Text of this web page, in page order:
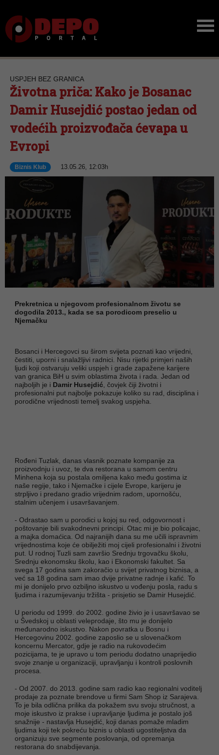
USPJEH BEZ GRANICA
Životna priča: Kako je Bosanac
Damir Husejdić postao jedan od
vodećih proizvođača ćevapa u
Evropi
Biznis Klub 13.05.26, 12:03h
Prekretnica u njegovom profesionalnom životu se
dogodila 2013., kada se sa porodicom preselio u
Njemačku
Bosanci i Hercegovci su širom svijeta poznati kao vrijedni,
čestiti, uporni i snalažljivi radnici. Nisu rijetki primjeri naših
ljudi koji ostvaruju veliki uspjeh i grade zapažene karijere
van granica BiH u svim oblastima života i rada. Jedan od
najboljih je i Damir Husejdić , čovjek čiji životni i
profesionalni put najbolje pokazuje koliko su rad, disciplina i
porodične vrijednosti temelj svakog uspjeha.
Rođeni Tuzlak, danas vlasnik poznate kompanije za
proizvodnju i uvoz, te dva restorana u samom centru
Minhena koja su postala omiljena kako među gostima iz
naše regije, tako i Njemačke i cijele Evrope, karijeru je
strpljivo i predano gradio vrijednim radom, upornošću,
stalnim učenjem i usavršavanjem.
- Odrastao sam u porodici u kojoj su red, odgovornost i
poštovanje bili svakodnevni principi. Otac mi je bio policajac,
a majka domaćica. Od najranijih dana su me učili ispravnim
vrijednostima koje će obilježiti moj cijeli profesionalni i životni
put. U rodnoj Tuzli sam završio Srednju trgovačku školu,
Srednju ekonomsku školu, kao i Ekonomski fakultet. Sa
svega 17 godina sam zakoračio u svijet privatnog biznisa, a
već sa 18 godina sam imao dvije privatne radnje i kafić. To
mi je donijelo prvo ozbiljno iskustvo u vođenju posla, radu s
ljudima i razumijevanju tržišta - prisjetio se Damir Husejdić.
U periodu od 1999. do 2002. godine živio je i usavršavao se
u Švedskoj u oblasti veleprodaje, što mu je donijelo
međunarodno iskustvo. Nakon povratka u Bosnu i
Hercegovinu 2002. godine zaposlio se u slovenačkom
koncernu Mercator, gdje je radio na rukovodećim
pozicijama, te je upravo u tom periodu dodatno unaprijedio
svoje znanje u organizaciji, upravljanju i kontroli poslovnih
procesa.
- Od 2007. do 2013. godine sam radio kao regionalni voditelj
prodaje za poznate brendove u firmi Sam Shop iz Sarajeva.
To je bila odlična prilika da pokažem svu svoju stručnost, a
moje iskustvo iz prakse i upravljanje ljudima je postalo još
snažnije - nastavlja Husejdić, koji danas pomaže mladim
ljudima koji tek pokreću biznis u oblasti ugostiteljstva da
organizuju sve segmente poslovanja, od opremanja
restorana do snabdijevanja.